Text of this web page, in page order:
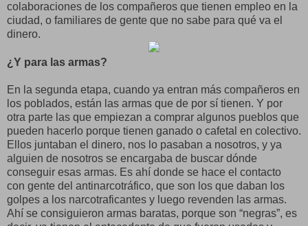
colaboraciones de los compañeros que tienen empleo en la
ciudad, o familiares de gente que no sabe para qué va el
dinero.
¿Y para las armas?
En la segunda etapa, cuando ya entran más compañeros en
los poblados, están las armas que de por sí tienen. Y por
otra parte las que empiezan a comprar algunos pueblos que
pueden hacerlo porque tienen ganado o cafetal en colectivo.
Ellos juntaban el dinero, nos lo pasaban a nosotros, y ya
alguien de nosotros se encargaba de buscar dónde
conseguir esas armas. Es ahí donde se hace el contacto
con gente del antinarcotráfico, que son los que daban los
golpes a los narcotraficantes y luego revenden las armas.
Ahí se consiguieron armas baratas, porque son “negras”, es